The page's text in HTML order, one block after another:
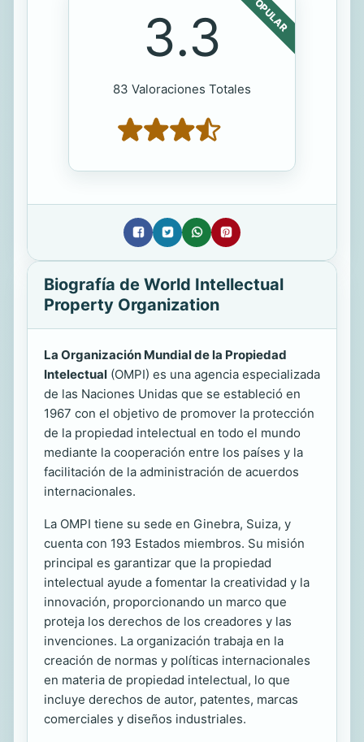
POPULAR
3.3
83 Valoraciones Totales
Biografía de World Intellectual
Property Organization
La Organización Mundial de la Propiedad
Intelectual (OMPI) es una agencia especializada
de las Naciones Unidas que se estableció en
1967 con el objetivo de promover la protección
de la propiedad intelectual en todo el mundo
mediante la cooperación entre los países y la
facilitación de la administración de acuerdos
internacionales.
La OMPI tiene su sede en Ginebra, Suiza, y
cuenta con 193 Estados miembros. Su misión
principal es garantizar que la propiedad
intelectual ayude a fomentar la creatividad y la
innovación, proporcionando un marco que
proteja los derechos de los creadores y las
invenciones. La organización trabaja en la
creación de normas y políticas internacionales
en materia de propiedad intelectual, lo que
incluye derechos de autor, patentes, marcas
comerciales y diseños industriales.